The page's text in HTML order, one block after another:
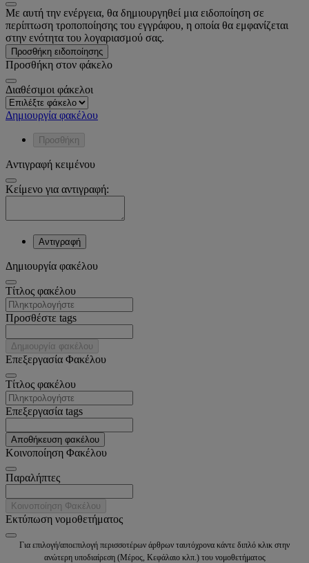
Με αυτή την ενέργεια, θα δημιουργηθεί μια ειδοποίηση σε
περίπτωση τροποποίησης του εγγράφου, η οποία θα εμφανίζεται
στην ενότητα του λογαριασμού σας.
Προσθήκη ειδοποίησης
Προσθήκη στον φάκελο
Διαθέσιμοι φάκελοι
Δημιουργία φακέλου
Προσθήκη
Αντιγραφή κειμένου
Κείμενο για αντιγραφή:
Αντιγραφή
Δημιουργία φακέλου
Tίτλος φακέλου
Προσθέστε tags
Δημιουργία φακέλου
Επεξεργασία Φακέλου
Tίτλος φακέλου
Επεξεργασία tags
Αποθήκευση φακέλου
Κοινοποίηση Φακέλου
Παραλήπτες
Κοινοποίηση Φακέλου
Εκτύπωση νομοθετήματος
Για επιλογή/αποεπιλογή περισσοτέρων άρθρων ταυτόχρονα κάντε διπλό κλικ στην
ανώτερη υποδιαίρεση (Μέρος, Κεφάλαιο κλπ.) του νομοθετήματος